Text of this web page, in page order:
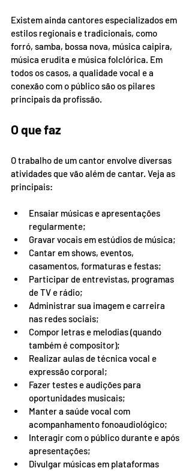
Existem ainda cantores especializados em
estilos regionais e tradicionais, como
forró, samba, bossa nova, música caipira,
música erudita e música folclórica. Em
todos os casos, a qualidade vocal e a
conexão com o público são os pilares
principais da profissão.
O que faz
O trabalho de um cantor envolve diversas
atividades que vão além de cantar. Veja as
principais:
Ensaiar músicas e apresentações
regularmente;
Gravar vocais em estúdios de música;
Cantar em shows, eventos,
casamentos, formaturas e festas;
Participar de entrevistas, programas
de TV e rádio;
Administrar sua imagem e carreira
nas redes sociais;
Compor letras e melodias (quando
também é compositor);
Realizar aulas de técnica vocal e
expressão corporal;
Fazer testes e audições para
oportunidades musicais;
Manter a saúde vocal com
acompanhamento fonoaudiológico;
Interagir com o público durante e após
apresentações;
Divulgar músicas em plataformas